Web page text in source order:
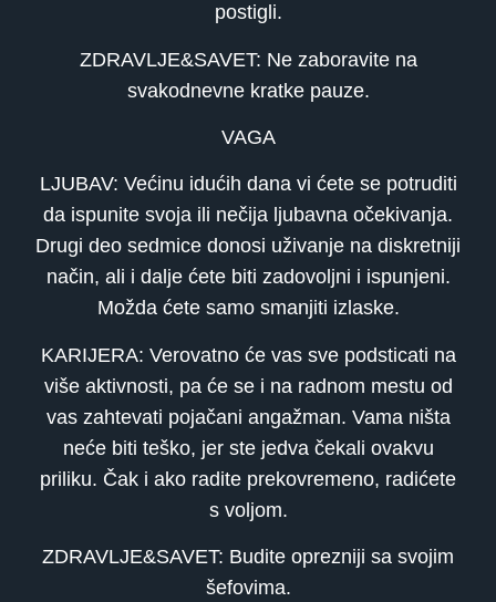
postigli.
ZDRAVLJE&SAVET: Ne zaboravite na
svakodnevne kratke pauze.
VAGA
LJUBAV: Većinu idućih dana vi ćete se potruditi
da ispunite svoja ili nečija ljubavna očekivanja.
Drugi deo sedmice donosi uživanje na diskretniji
način, ali i dalje ćete biti zadovoljni i ispunjeni.
Možda ćete samo smanjiti izlaske.
KARIJERA: Verovatno će vas sve podsticati na
više aktivnosti, pa će se i na radnom mestu od
vas zahtevati pojačani angažman. Vama ništa
neće biti teško, jer ste jedva čekali ovakvu
priliku. Čak i ako radite prekovremeno, radićete
s voljom.
ZDRAVLJE&SAVET: Budite oprezniji sa svojim
šefovima.